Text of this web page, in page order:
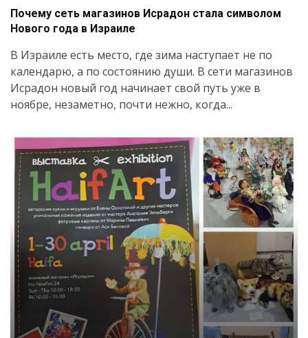
Почему сеть магазинов Исрадон стала символом
Нового года в Израиле
В Израиле есть место, где зима наступает не по
календарю, а по состоянию души. В сети магазинов
Исрадон новый год начинает свой путь уже в
ноябре, незаметно, почти нежно, когда...